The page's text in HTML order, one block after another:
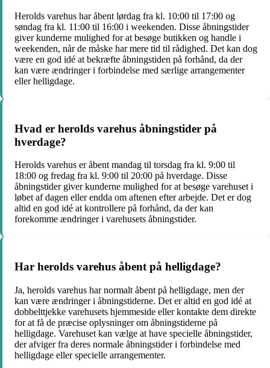
Herolds varehus har åbent lørdag fra kl. 10:00 til 17:00 og
søndag fra kl. 11:00 til 16:00 i weekenden. Disse åbningstider
giver kunderne mulighed for at besøge butikken og handle i
weekenden, når de måske har mere tid til rådighed. Det kan dog
være en god idé at bekræfte åbningstiden på forhånd, da der
kan være ændringer i forbindelse med særlige arrangementer
eller helligdage.
Hvad er herolds varehus åbningstider på
hverdage?
Herolds varehus er åbent mandag til torsdag fra kl. 9:00 til
18:00 og fredag fra kl. 9:00 til 20:00 på hverdage. Disse
åbningstider giver kunderne mulighed for at besøge varehuset i
løbet af dagen eller endda om aftenen efter arbejde. Det er dog
altid en god idé at kontrollere på forhånd, da der kan
forekomme ændringer i varehusets åbningstider.
Har herolds varehus åbent på helligdage?
Ja, herolds varehus har normalt åbent på helligdage, men der
kan være ændringer i åbningstiderne. Det er altid en god idé at
dobbelttjekke varehusets hjemmeside eller kontakte dem direkte
for at få de præcise oplysninger om åbningstiderne på
helligdage. Varehuset kan vælge at have specielle åbningstider,
der afviger fra deres normale åbningstider i forbindelse med
helligdage eller specielle arrangementer.